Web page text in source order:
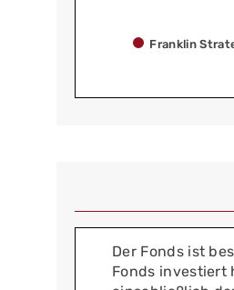
Franklin
Der Fonds ist
Fonds investiert